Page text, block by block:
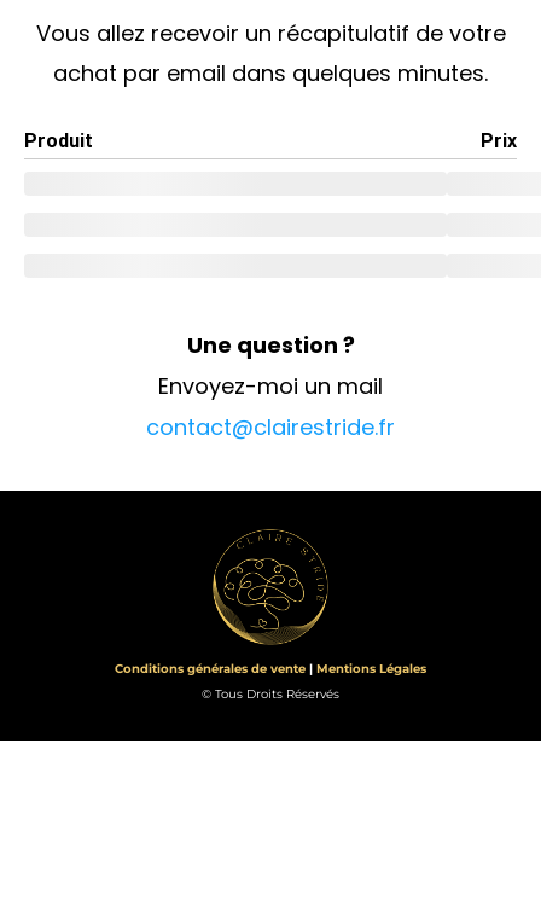
Vous allez recevoir un récapitulatif de votre
achat par email dans quelques minutes.
Produit Prix
Une question ?
Envoyez-moi un mail
contact@clairestride.fr
Conditions générales de vente | Mentions Légales
© Tous Droits Réservés